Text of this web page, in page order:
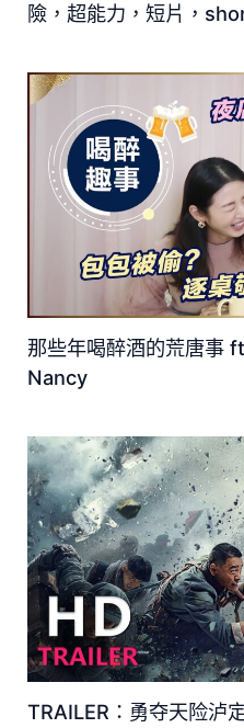
險，超能力，短片，
那些年喝醉酒的荒唐事
Nancy
TRAILER：勇夺天险泸